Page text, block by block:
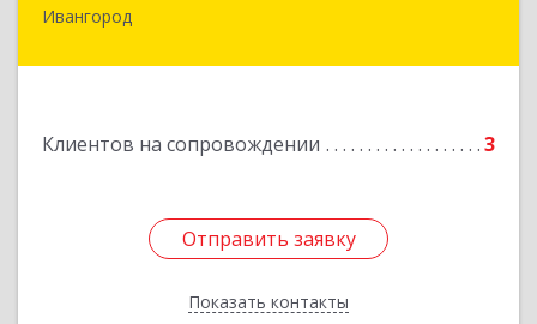
Ивангород
Клиентов на сопровождении 3
Отправить заявку
Показать контакты
Отправить заявку
Назад